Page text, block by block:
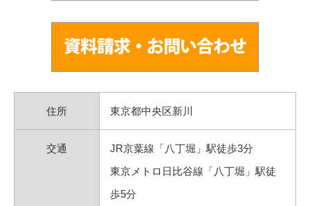
住所 東京都中央区新川
交通
JR京葉線「八丁堀」駅徒歩3分
東京メトロ日比谷線「八丁堀」駅徒
歩5分